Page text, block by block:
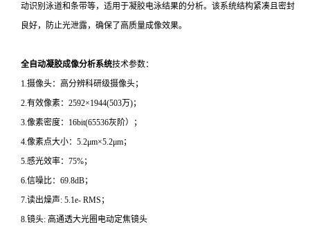
动识别泳道和条带等，适用于凝胶电泳结果的分析。该系统结构紧凑且密封
良好，防止光泄露，确保了高质量成像效果。
全自动凝胶成像分析系统技术参数：
1.摄像头：高分辨科研级摄像头；
2.有效像素：2592×1944(503万)；
3.像素密度：16bit(65536灰阶）；
4.像素点大小：5.2μm×5.2μm；
5.感光效率：75%；
6.信噪比：69.8dB；
7.读出燥声: 5.1e- RMS；
8.镜头: 高通透大光圈电动定焦镜头